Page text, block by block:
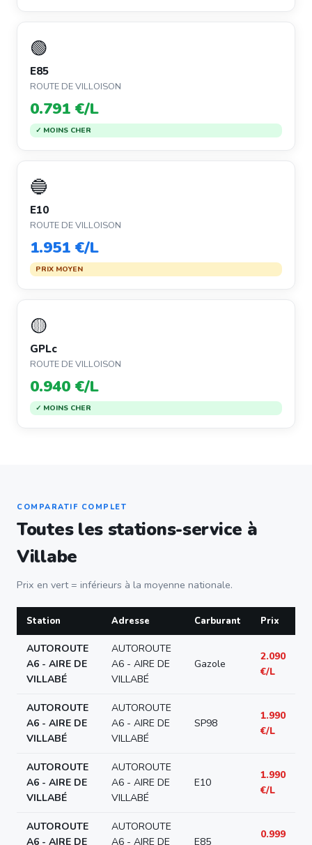
🟢
E85
ROUTE DE VILLOISON
0.791 €/L
✓ MOINS CHER
🔵
E10
ROUTE DE VILLOISON
1.951 €/L
PRIX MOYEN
🟡
GPLc
ROUTE DE VILLOISON
0.940 €/L
✓ MOINS CHER
COMPARATIF COMPLET
Toutes les stations-service à
Villabe
Prix en vert = inférieurs à la moyenne nationale.
Station Adresse Carburant Prix
AUTOROUTE
A6 - AIRE DE
VILLABÉ
AUTOROUTE
A6 - AIRE DE
VILLABÉ
Gazole
2.090
€/L
AUTOROUTE
A6 - AIRE DE
VILLABÉ
AUTOROUTE
A6 - AIRE DE
VILLABÉ
SP98
1.990
€/L
AUTOROUTE
A6 - AIRE DE
VILLABÉ
AUTOROUTE
A6 - AIRE DE
VILLABÉ
E10
1.990
€/L
AUTOROUTE
A6 - AIRE DE
AUTOROUTE
A6 - AIRE DE
E85
0.999